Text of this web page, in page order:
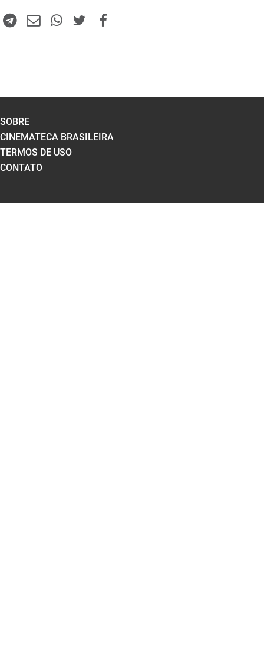
SOBRE
CINEMATECA BRASILEIRA
TERMOS DE USO
CONTATO